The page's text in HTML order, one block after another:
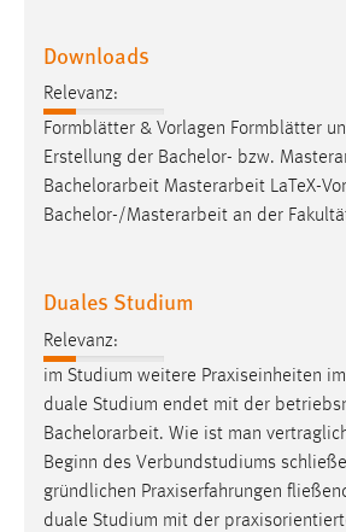
Downloads
Relevanz:
Formblätter & Vorlagen Formblätter
Erstellung der Bachelor- bzw.
Bachelorarbeit Masterarbeit LaTeX-
Bachelor-/Masterarbeit an der
Duales Studium
Relevanz:
im Studium weitere Praxiseinheiten
duale Studium endet mit der
Bachelorarbeit. Wie ist man
Beginn des Verbundstudiums
gründlichen Praxiserfahrungen
duale Studium mit der